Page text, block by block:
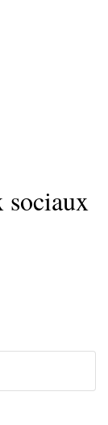
sociaux